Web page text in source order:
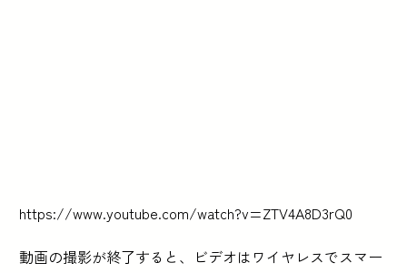
https://www.youtube.com/watch?v=ZTV4A8D3rQ0
動画の撮影が終了すると、ビデオはワイヤレスでスマー